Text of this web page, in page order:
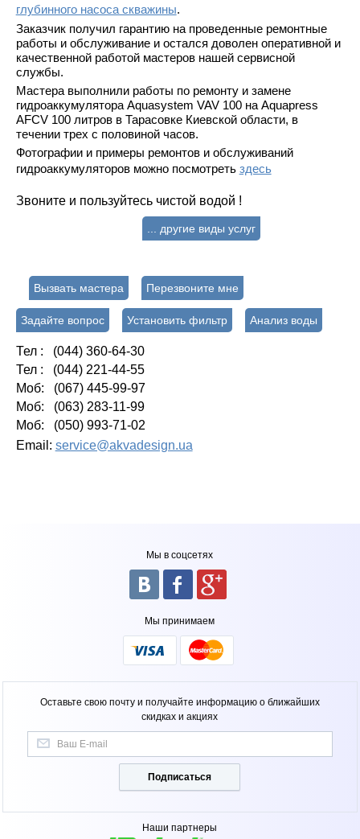
глубинного насоса скважины.
Заказчик получил гарантию на проведенные ремонтные
работы и обслуживание и остался доволен оперативной и
качественной работой мастеров нашей сервисной
службы.
Мастера выполнили работы по ремонту и замене
гидроаккумулятора Aquasystem VAV 100 на Aquapress
AFCV 100 литров в Тарасовке Киевской области, в
течении трех с половиной часов.
Фотографии и примеры ремонтов и обслуживаний
гидроаккумуляторов можно посмотреть здесь
Звоните и пользуйтесь чистой водой !
... другие виды услуг
Вызвать мастера Перезвоните мне
Задайте вопрос Установить фильтр Анализ воды
Тел : (044) 360-64-30
Тел : (044) 221-44-55
Моб: (067) 445-99-97
Моб: (063) 283-11-99
Моб: (050) 993-71-02
Email: service@akvadesign.ua
Мы в соцсетях
Мы принимаем
Оставьте свою почту и получайте информацию о ближайших
скидках и акциях
Подписаться
Наши партнеры